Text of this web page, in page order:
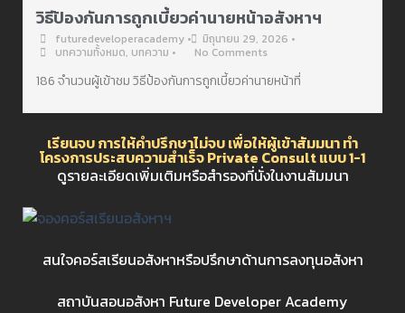
วิธีป้องกันการถูกเบี้ยวค่านายหน้าอสังหาฯ
futuredeveloperacademy • มิถุนายน 29, 2026 •
บทความทั้งหมด, บทความ • No Comments
186 จำนวนผู้เข้าชม วิธีป้องกันการถูกเบี้ยวค่านายหน้าที่
เรียนจบ การให้คำปรึกษาไม่จบ เพื่อให้ผู้เข้าสัมมนา ทำ
โครงการประสบความสำเร็จ Private Consult แบบ 1-1
ดูรายละเอียดเพิ่มเติมหรือสำรองที่นั่งในงานสัมมนา
สนใจคอร์สเรียนอสังหาหรือปรึกษาด้านการลงทุนอสังหา
สถาบันสอนอสังหา Future Developer Academy